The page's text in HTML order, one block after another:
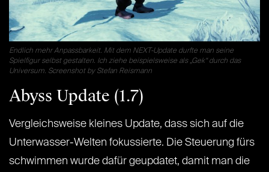
Endlich mehr Anpassbarkeit. Mit dem NEXT-Update durfte man seine
Spielfigur selbst gestalten. Ich ziehe beispielsweise als „Gek“ durch das
Universum. Screenshot by Stefan Reismann
Abyss Update (1.7)
Vergleichsweise kleines Update, dass sich auf die
Unterwasser-Welten fokussierte. Die Steuerung fürs
schwimmen wurde dafür geupdatet, damit man die